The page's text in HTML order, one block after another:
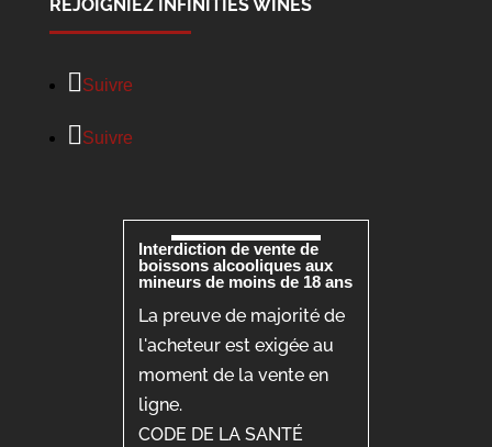
REJOIGNIEZ INFINITIES WINES
Suivre
Suivre
Interdiction de vente de
boissons alcooliques aux
mineurs de moins de 18 ans
La preuve de majorité de
l'acheteur est exigée au
moment de la vente en
ligne.
CODE DE LA SANTÉ